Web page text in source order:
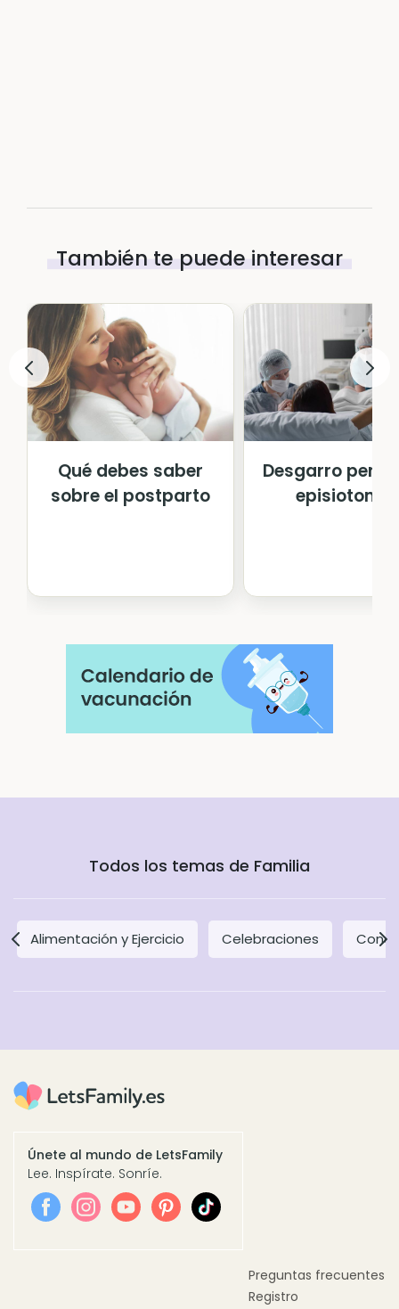
También te puede interesar
Qué debes saber
sobre el postparto
Desgarro
episiotomía
Todos los temas de Familia
Alimentación y Ejercicio Celebraciones
Únete al mundo de LetsFamily
Lee. Inspírate. Sonríe.
Preguntas frecuentes
Registro